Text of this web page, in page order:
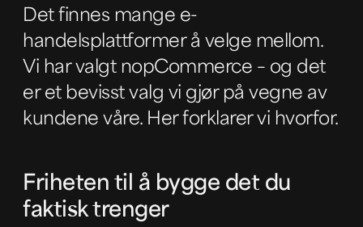
Det finnes mange e-
handelsplattformer å velge mellom.
Vi har valgt nopCommerce – og det
er et bevisst valg vi gjør på vegne av
kundene våre. Her forklarer vi hvorfor.
Friheten til å bygge det du
faktisk trenger